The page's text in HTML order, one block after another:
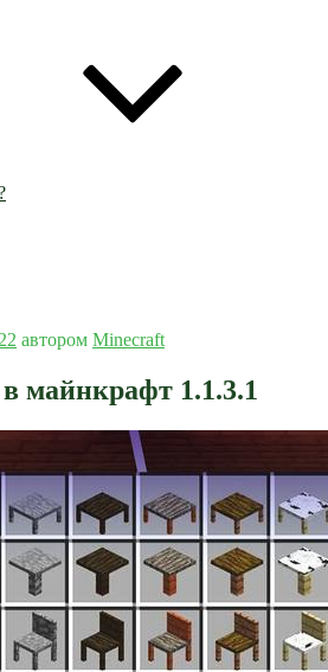
автором Minecraft
майнкрафт 1.1.3.1